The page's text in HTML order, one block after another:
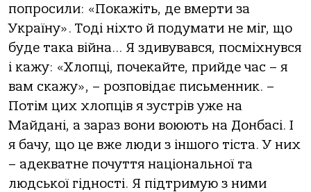
попросили: «Покажіть, де вмерти за
Україну». Тоді ніхто й подумати не міг, що
буде така війна… Я здивувався, посміхнувся
і кажу: «Хлопці, почекайте, прийде час – я
вам скажу», – розповідає письменник. –
Потім цих хлопців я зустрів уже на
Майдані, а зараз вони воюють на Донбасі. І
я бачу, що це вже люди з іншого тіста. У них
– адекватне почуття національної та
людської гідності. Я підтримую з ними